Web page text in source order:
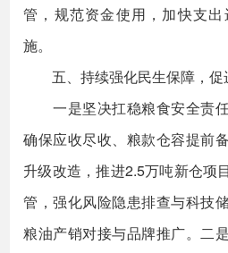
管，规范资金使用，加快支
施。
五、持续强化民生保障，促
一是坚决扛稳粮食安全责任
确保应收尽收、粮款仓容提前
升级改造，推进2.5万吨新仓项
管，强化风险隐患排查与科技
粮油产销对接与品牌推广。二